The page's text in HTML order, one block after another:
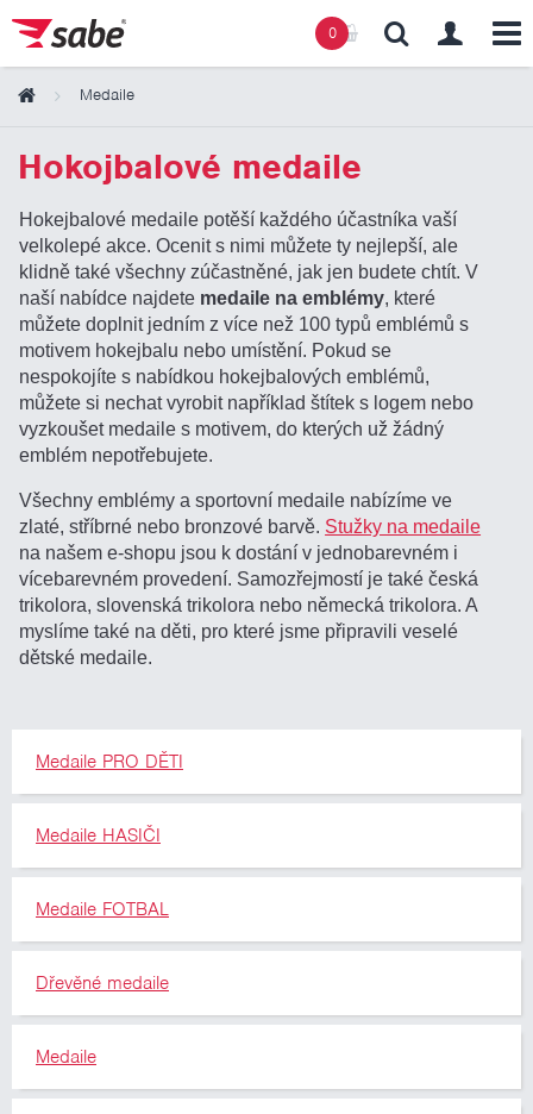
0
Medaile
Hokojbalové medaile
Hokejbalové medaile potěší každého účastníka vaší
velkolepé akce. Ocenit s nimi můžete ty nejlepší, ale
klidně také všechny zúčastněné, jak jen budete chtít. V
naší nabídce najdete medaile na emblémy, které
můžete doplnit jedním z více než 100 typů emblémů s
motivem hokejbalu nebo umístění. Pokud se
nespokojíte s nabídkou hokejbalových emblémů,
můžete si nechat vyrobit například štítek s logem nebo
vyzkoušet medaile s motivem, do kterých už žádný
emblém nepotřebujete.
Všechny emblémy a sportovní medaile nabízíme ve
zlaté, stříbrné nebo bronzové barvě. Stužky na medaile
na našem e-shopu jsou k dostání v jednobarevném i
vícebarevném provedení. Samozřejmostí je také česká
trikolora, slovenská trikolora nebo německá trikolora. A
myslíme také na děti, pro které jsme připravili veselé
dětské medaile.
Medaile PRO DĚTI
Medaile HASIČI
Medaile FOTBAL
Dřevěné medaile
Medaile
Obsah košíku
Košík zeje prázdnotou